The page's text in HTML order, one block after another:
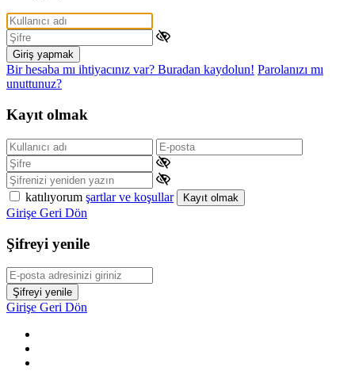
Giriş yapmak
Bir hesaba mı ihtiyacınız var? Buradan kaydolun! Parolanızı mı
unuttunuz?
Kayıt olmak
katılıyorum şartlar ve koşullar Kayıt olmak
Girişe Geri Dön
Şifreyi yenile
Şifreyi yenile
Girişe Geri Dön